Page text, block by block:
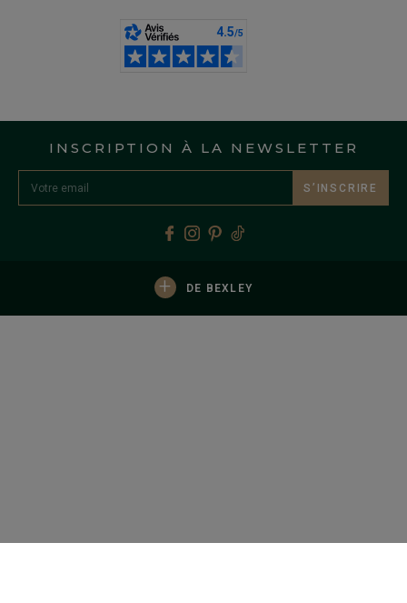
INSCRIPTION À LA NEWSLETTER
S’INSCRIRE
+ DE BEXLEY